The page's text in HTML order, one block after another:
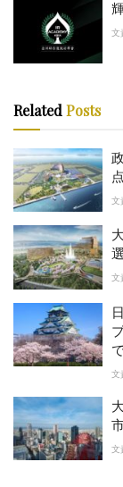
文
Related Posts
文
文
文
文